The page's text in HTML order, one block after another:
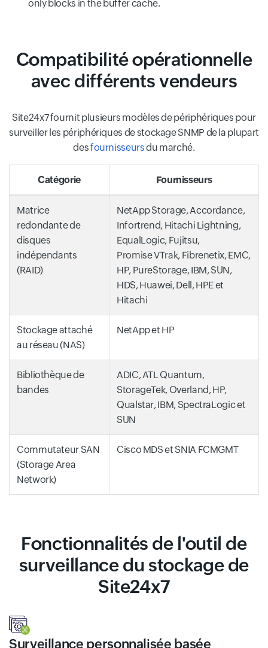
only blocks in the buffer cache.
Compatibilité opérationnelle
avec différents vendeurs
Site24x7 fournit plusieurs modèles de périphériques pour
surveiller les périphériques de stockage SNMP de la plupart
desfournisseursdu marché.
Catégorie Fournisseurs
Matrice
redondante de
disques
indépendants
(RAID)
NetApp Storage, Accordance,
Infortrend, Hitachi Lightning,
EqualLogic, Fujitsu,
Promise VTrak, Fibrenetix, EMC,
HP, PureStorage, IBM, SUN,
HDS, Huawei, Dell, HPE et
Hitachi
Stockage attaché
au réseau (NAS)
NetApp et HP
Bibliothèque de
bandes
ADIC, ATL Quantum,
StorageTek, Overland, HP,
Qualstar, IBM, SpectraLogic et
SUN
Commutateur SAN
(Storage Area
Network)
Cisco MDS et SNIA FCMGMT
Fonctionnalités de l'outil de
surveillance du stockage de
Site24x7
Surveillance personnalisée basée